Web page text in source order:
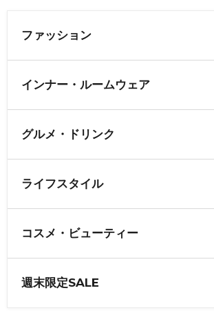
ファッション
インナー・ルームウェア
グルメ・ドリンク
ライフスタイル
コスメ・ビューティー
週末限定SALE